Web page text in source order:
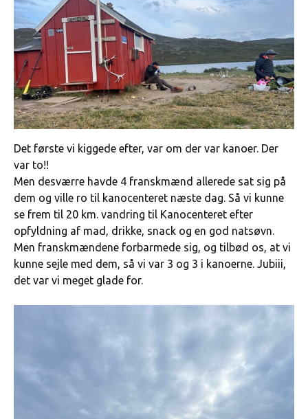
Det første vi kiggede efter, var om der var kanoer. Der
var to!!
Men desværre havde 4 franskmænd allerede sat sig på
dem og ville ro til kanocenteret næste dag. Så vi kunne
se frem til 20 km. vandring til Kanocenteret efter
opfyldning af mad, drikke, snack og en god natsøvn.
Men franskmændene forbarmede sig, og tilbød os, at vi
kunne sejle med dem, så vi var 3 og 3 i kanoerne. Jubiii,
det var vi meget glade for.